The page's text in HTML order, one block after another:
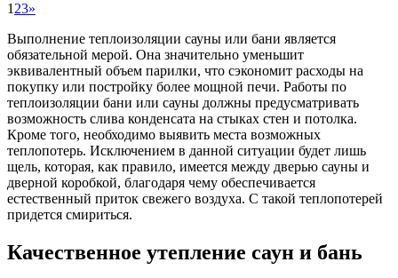
1 23»
Выполнение теплоизоляции сауны или бани является
обязательной мерой. Она значительно уменьшит
эквивалентный объем парилки, что сэкономит расходы на
покупку или постройку более мощной печи. Работы по
теплоизоляции бани или сауны должны предусматривать
возможность слива конденсата на стыках стен и потолка.
Кроме того, необходимо выявить места возможных
теплопотерь. Исключением в данной ситуации будет лишь
щель, которая, как правило, имеется между дверью сауны и
дверной коробкой, благодаря чему обеспечивается
естественный приток свежего воздуха. С такой теплопотерей
придется смириться.
Качественное утепление саун и бань